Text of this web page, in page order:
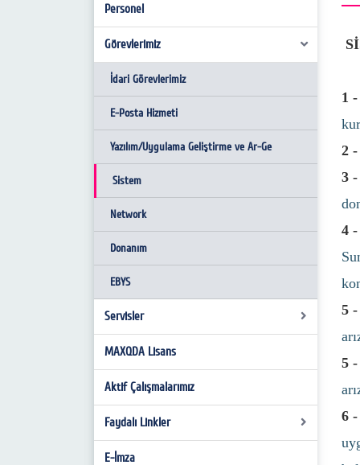
Organizasyon Şeması
Mevzuat
Misyon/Vizyon
Görev Tanımları
İş Akış Süreçleri
Personel
Görevlerimiz
İdari Görevlerimiz
E-Posta Hizmeti
Yazılım/Uygulama Geliştirme ve Ar-Ge
Sistem
Network
Donanım
EBYS
Servisler
E-posta Kullanım Kuralları
İnternet Kullanım Kuralları
Kişisel Verilerin Korunması
Eduroam
MAXQDA Lisans
Aktif Çalışmalarımız
Faydalı Linkler
Programlar
E-İmza
1 -
2 -
3 -
4 -
5 -
5 -
6 -